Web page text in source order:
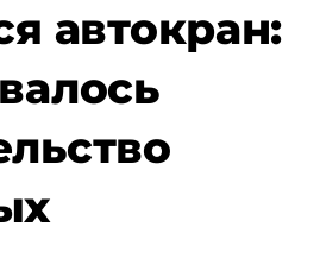
автокран: